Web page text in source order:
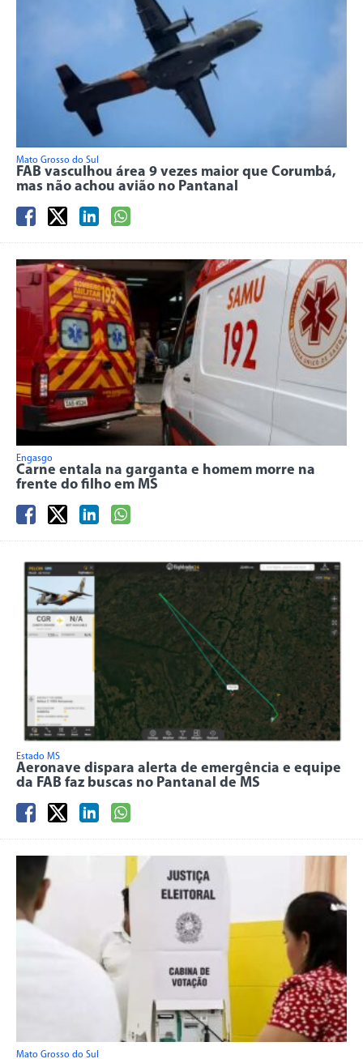
Mato Grosso do Sul
FAB vasculhou área 9 vezes maior que Corumbá,
mas não achou avião no Pantanal
Engasgo
Carne entala na garganta e homem morre na
frente do filho em MS
Estado MS
Aeronave dispara alerta de emergência e equipe
da FAB faz buscas no Pantanal de MS
Mato Grosso do Sul